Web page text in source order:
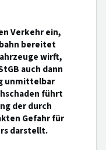
Verkehr ein,
bereitet
wirft,
auch dann
unmittelbar
führt
der durch
Gefahr für
darstellt.